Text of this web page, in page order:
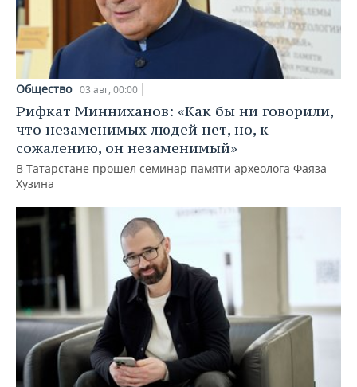
Общество 03 авг, 00:00
Рифкат Минниханов: «Как бы ни говорили,
что незаменимых людей нет, но, к
сожалению, он незаменимый»
В Татарстане прошел семинар памяти археолога Фаяза
Хузина